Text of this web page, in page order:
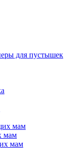
для пустышек
мам
мам
мам